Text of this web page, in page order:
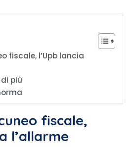
fiscale, l’Upb lancia
più
fiscale,
l’allarme